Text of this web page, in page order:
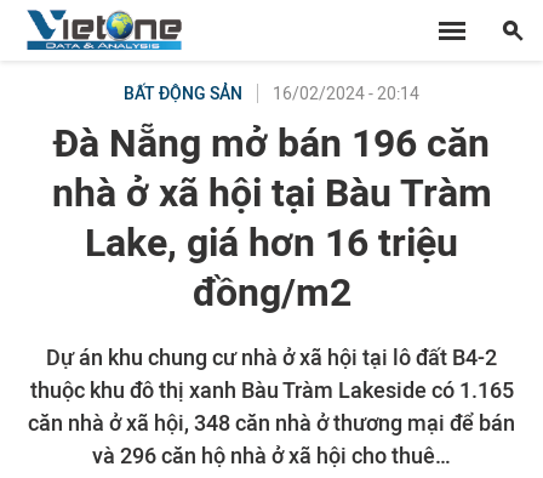
BẤT ĐỘNG SẢN 16/02/2024 - 20:14
Đà Nẵng mở bán 196 căn
nhà ở xã hội tại Bàu Tràm
Lake, giá hơn 16 triệu
đồng/m2
Dự án khu chung cư nhà ở xã hội tại lô đất B4-2
thuộc khu đô thị xanh Bàu Tràm Lakeside có 1.165
căn nhà ở xã hội, 348 căn nhà ở thương mại để bán
và 296 căn hộ nhà ở xã hội cho thuê…